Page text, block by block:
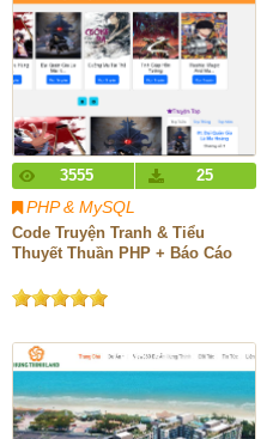
3555 25
PHP & MySQL
Code Truyện Tranh & Tiểu
Thuyết Thuần PHP + Báo Cáo